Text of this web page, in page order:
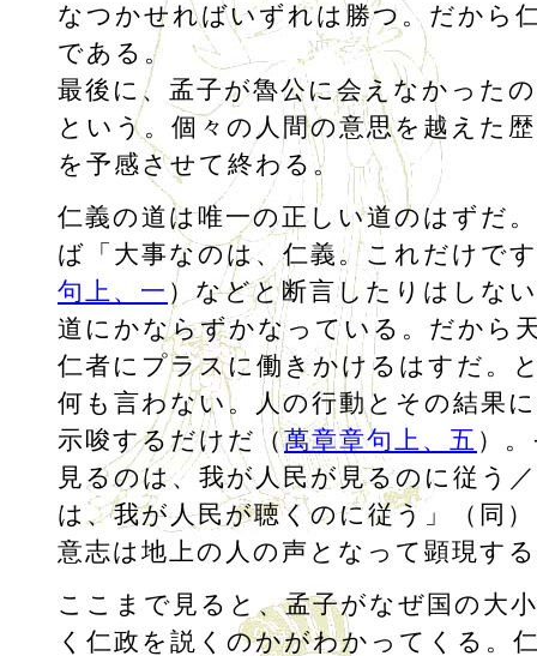
なつかせればいずれは勝つ。だから
である。
最後に、孟子が魯公に会えなかった
という。個々の人間の意思を越えた
を予感させて終わる。
仁義の道は唯一の正しい道のはずだ
ば「大事なのは、仁義。これだけで
句上、一 ）などと断言したりはしな
道にかならずかなっている。だから
仁者にプラスに働きかけるはすだ。
何も言わない。人の行動とその結果
示唆するだけだ（萬章章句上、五 ）
見るのは、我が人民が見るのに従う
は、我が人民が聴くのに従う」（同
意志は地上の人の声となって顕現す
ここまで見ると、孟子がなぜ国の大
く仁政を説くのかがわかってくる。